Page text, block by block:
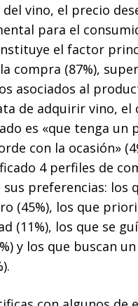
del vino, el precio
para el
el factor
compra (87%),
asociados al
de adquirir vino, el
es «que tenga un
con la ocasión»
4 perfiles de
preferencias: los
(45%), los que
(11%), los que se
y los que buscan